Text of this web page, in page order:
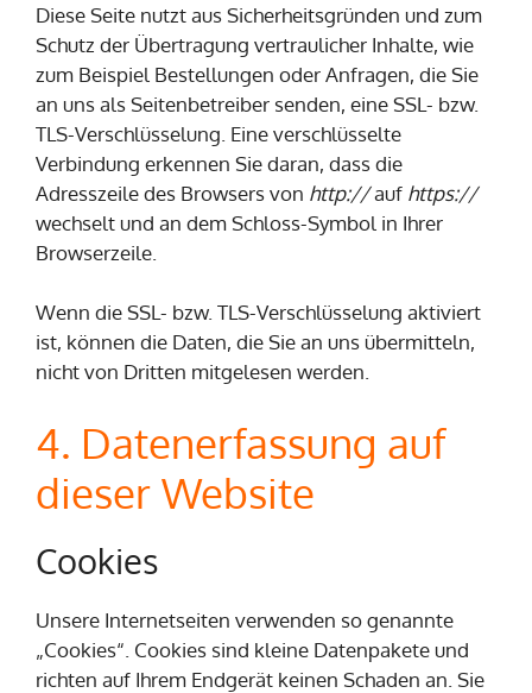
Diese Seite nutzt aus Sicherheitsgründen und zum
Schutz der Übertragung vertraulicher Inhalte, wie
zum Beispiel Bestellungen oder Anfragen, die Sie
an uns als Seitenbetreiber senden, eine SSL- bzw.
TLS-Verschlüsselung. Eine verschlüsselte
Verbindung erkennen Sie daran, dass die
Adresszeile des Browsers von http://auf https://
wechselt und an dem Schloss-Symbol in Ihrer
Browserzeile.
Wenn die SSL- bzw. TLS-Verschlüsselung aktiviert
ist, können die Daten, die Sie an uns übermitteln,
nicht von Dritten mitgelesen werden.
4. Datenerfassung auf
dieser Website
Cookies
Unsere Internetseiten verwenden so genannte
„Cookies“. Cookies sind kleine Datenpakete und
richten auf Ihrem Endgerät keinen Schaden an. Sie